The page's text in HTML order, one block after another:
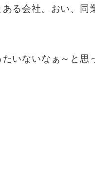
る会社。おい、
いないなぁ～と